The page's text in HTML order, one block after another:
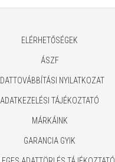
ELÉRHETŐSÉGEK
ÁSZF
NYILATKOZAT
ADATKEZELÉSI TÁJÉKOZTATÓ
MÁRKÁINK
GARANCIA GYIK